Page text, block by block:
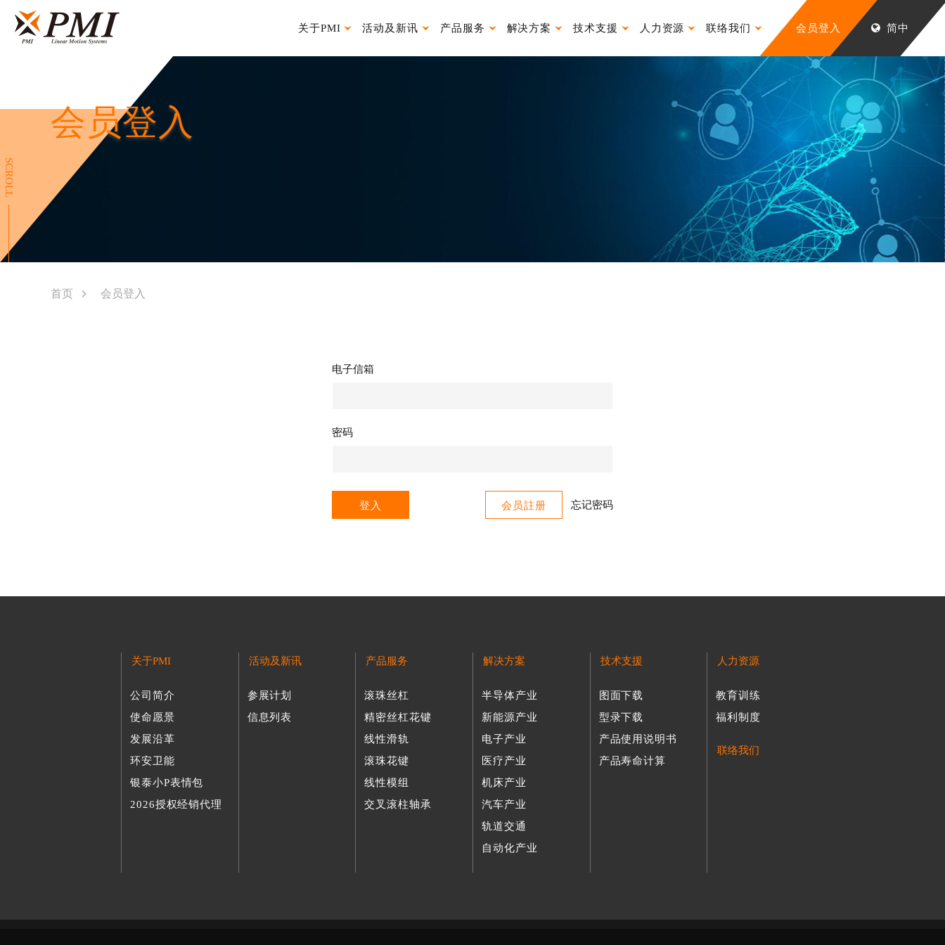
关于PMI 活动及新讯 产品服务 解决方案 技术支援 人力资源 联络我们 会员登入 简中
会员登入
SCROLL
首页 会员登入
电子信箱
密码
登入 会员註册 忘记密码
关于PMI
公司简介
使命愿景
发展沿革
环安卫能
银泰小P表情包
2026授权经销代理
活动及新讯
参展计划
信息列表
产品服务
滚珠丝杠
精密丝杠花键
线性滑轨
滚珠花键
线性模组
交叉滚柱轴承
解决方案
半导体产业
新能源产业
电子产业
医疗产业
机床产业
汽车产业
轨道交通
自动化产业
技术支援
图面下载
型录下载
产品使用说明书
产品寿命计算
人力资源
教育训练
福利制度
联络我们